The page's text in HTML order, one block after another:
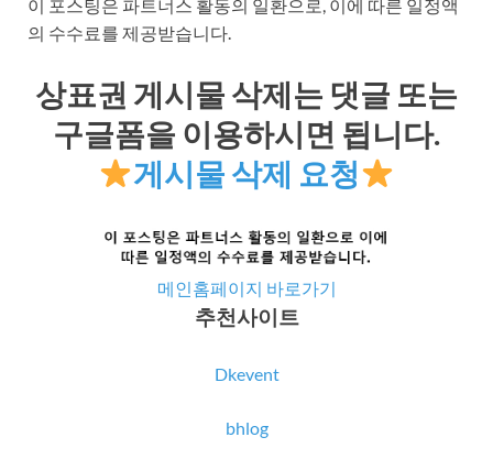
이 포스팅은 파트너스 활동의 일환으로, 이에 따른 일정액
의 수수료를 제공받습니다.
상표권 게시물 삭제는 댓글 또는
구글폼을 이용하시면 됩니다.
게시물 삭제 요청
메인홈페이지 바로가기
추천사이트
Dkevent
bhlog